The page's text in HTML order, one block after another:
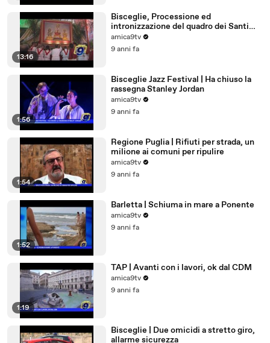
13:16
Bisceglie, Processione ed
intronizzazione del quadro dei Santi
Martiri
amica9tv
9 anni fa
1:56
Bisceglie Jazz Festival | Ha chiuso la
rassegna Stanley Jordan
amica9tv
9 anni fa
1:54
Regione Puglia | Rifiuti per strada, un
milione ai comuni per ripulire
amica9tv
9 anni fa
1:52
Barletta | Schiuma in mare a Ponente
amica9tv
9 anni fa
1:19
TAP | Avanti con i lavori, ok dal CDM
amica9tv
9 anni fa
Bisceglie | Due omicidi a stretto giro,
allarme sicurezza